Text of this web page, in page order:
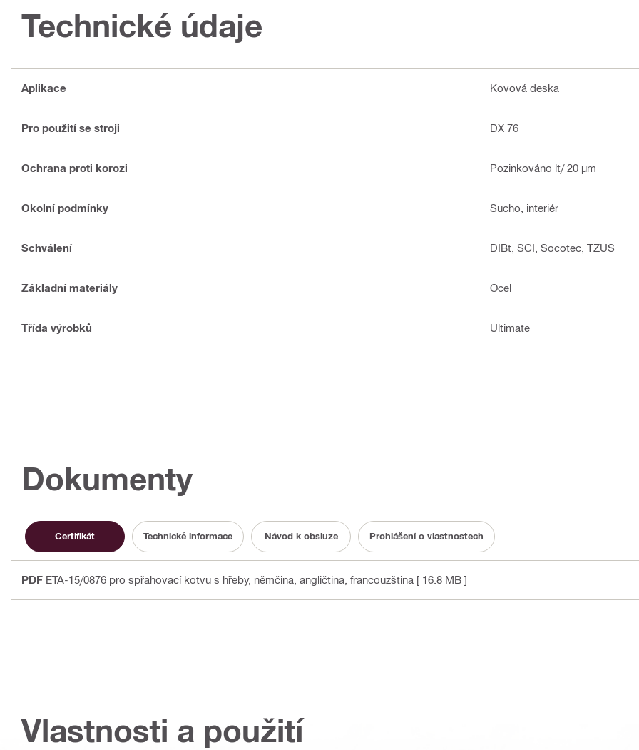
Technické údaje
Aplikace Kovová deska
Pro použití se stroji DX 76
Ochrana proti korozi Pozinkováno lt/ 20 µm
Okolní podmínky Sucho, interiér
Schválení DIBt, SCI, Socotec, TZUS
Základní materiály Ocel
Třída výrobků Ultimate
Dokumenty
Certifikát Technické informace Návod k obsluze Prohlášení o vlastnostech
PDF ETA-15/0876 pro spřahovací kotvu s hřeby, němčina, angličtina, francouzština [ 16.8 MB ]
Vlastnosti a použití